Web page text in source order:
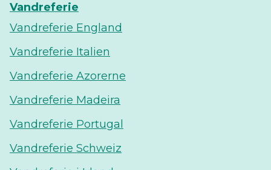
Vandreferie
Vandreferie England
Vandreferie Italien
Vandreferie Azorerne
Vandreferie Madeira
Vandreferie Portugal
Vandreferie Schweiz